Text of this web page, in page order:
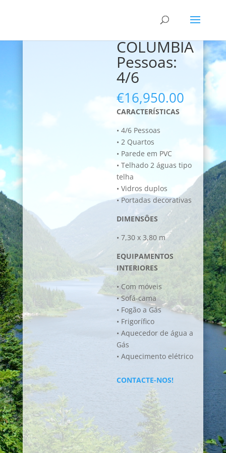
COLUMBIA
Pessoas:
4/6
€16,950.00
CARACTERÍSTICAS
• 4/6 Pessoas
• 2 Quartos
• Parede em PVC
• Telhado 2 águas tipo
telha
• Vidros duplos
• Portadas decorativas
DIMENSÔES
• 7,30 x 3,80 m
EQUIPAMENTOS
INTERIORES
• Com móveis
• Sofá-cama
• Fogão a Gás
• Frigorífico
• Aquecedor de água a
Gás
• Aquecimento elétrico
CONTACTE-NOS!
Quantidade
COLUMBIA
Pessoas:
4/6